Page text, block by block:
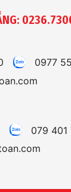
0977
079 401